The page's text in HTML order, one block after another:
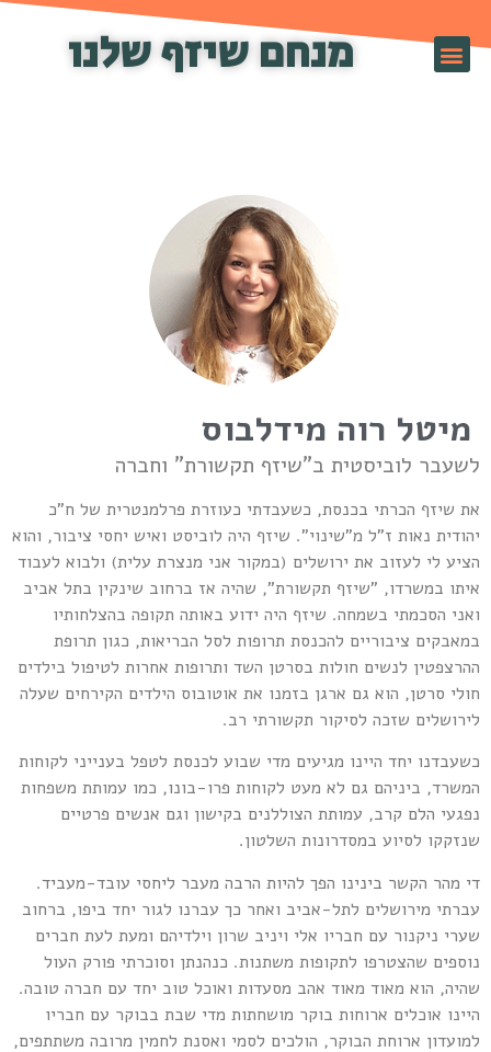
מנחם שיזף שלנו
מיטל רוה מידלבוס
לוביסטית ב"שיזף תקשורת" וחברה
שיזף הכרתי בכנסת, כשעבדתי כעוזרת פרלמנטרית של ח"כ
נאות ז"ל מ"שינוי". שיזף היה לוביסט ואיש יחסי ציבור, והוא
לי לעזוב את ירושלים (במקור אני מנצרת עלית) ולבוא לעבוד
במשרדו, "שיזף תקשורת", שהיה אז ברחוב שינקין בתל אביב
הסכמתי בשמחה. שיזף היה ידוע באותה תקופה בהצלחותיו
ציבוריים להכנסת תרופות לסל הבריאות, כגון תרופת
לנשים חולות בסרטן השד ותרופות אחרות לטיפול בילדים
סרטן, הוא גם ארגן בזמנו את אוטובוס הילדים הקירחים שעלה
שזכה לסיקור תקשורתי רב.
יחד היינו מגיעים מדי שבוע לכנסת לטפל בענייני לקוחות
ביניהם גם לא מעט לקוחות פרו-בונו, כמו עמותת משפחות
הלם קרב, עמותת הצוללנים בקישון וגם אנשים פרטיים
לסיוע במסדרונות השלטון.
מהר הקשר בינינו הפך להיות הרבה מעבר ליחסי עובד-מעביד.
מירושלים לתל-אביב ואחר כך עברנו לגור יחד ביפו, ברחוב
ניקנור עם חבריו אלי ויניב שרון וילדיהם ומעת לעת חברים
שהצטרפו לתקופות משתנות. כנהנתן וסוכרתי פורק העול
הוא מאוד מאוד אהב מסעדות ואוכל טוב יחד עם חברה טובה.
אוכלים ארוחות בוקר מושחתות מדי שבת בבוקר עם חבריו
ארוחת הבוקר, הולכים לסמי ואסנת לחמין מרובה משתתפים,